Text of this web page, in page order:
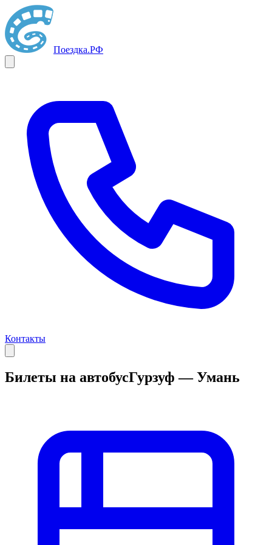
Поездка.РФ
Контакты
Билеты на автобусГурзуф — Умань